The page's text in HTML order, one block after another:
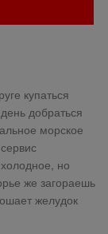
купаться
добраться
морское
но
же загораешь
желудок